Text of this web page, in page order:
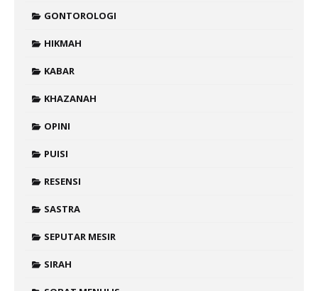
GONTOROLOGI
HIKMAH
KABAR
KHAZANAH
OPINI
PUISI
RESENSI
SASTRA
SEPUTAR MESIR
SIRAH